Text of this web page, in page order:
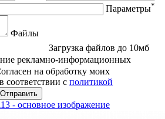
Параметры*
Файлы
Загрузка файлов до 10мб
рекламно-информационных
на обработку моих
соответствии с политикой
Отправить